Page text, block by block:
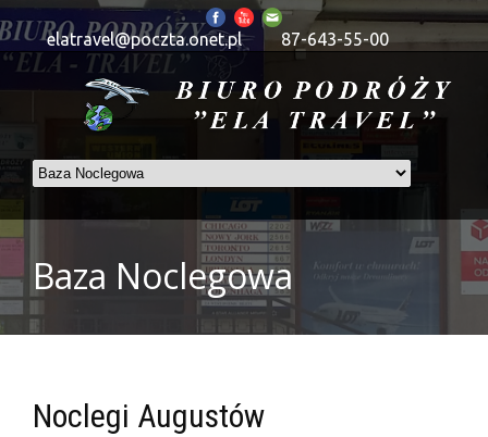
elatravel@poczta.onet.pl 87-643-55-00
Baza Noclegowa
Noclegi Augustów